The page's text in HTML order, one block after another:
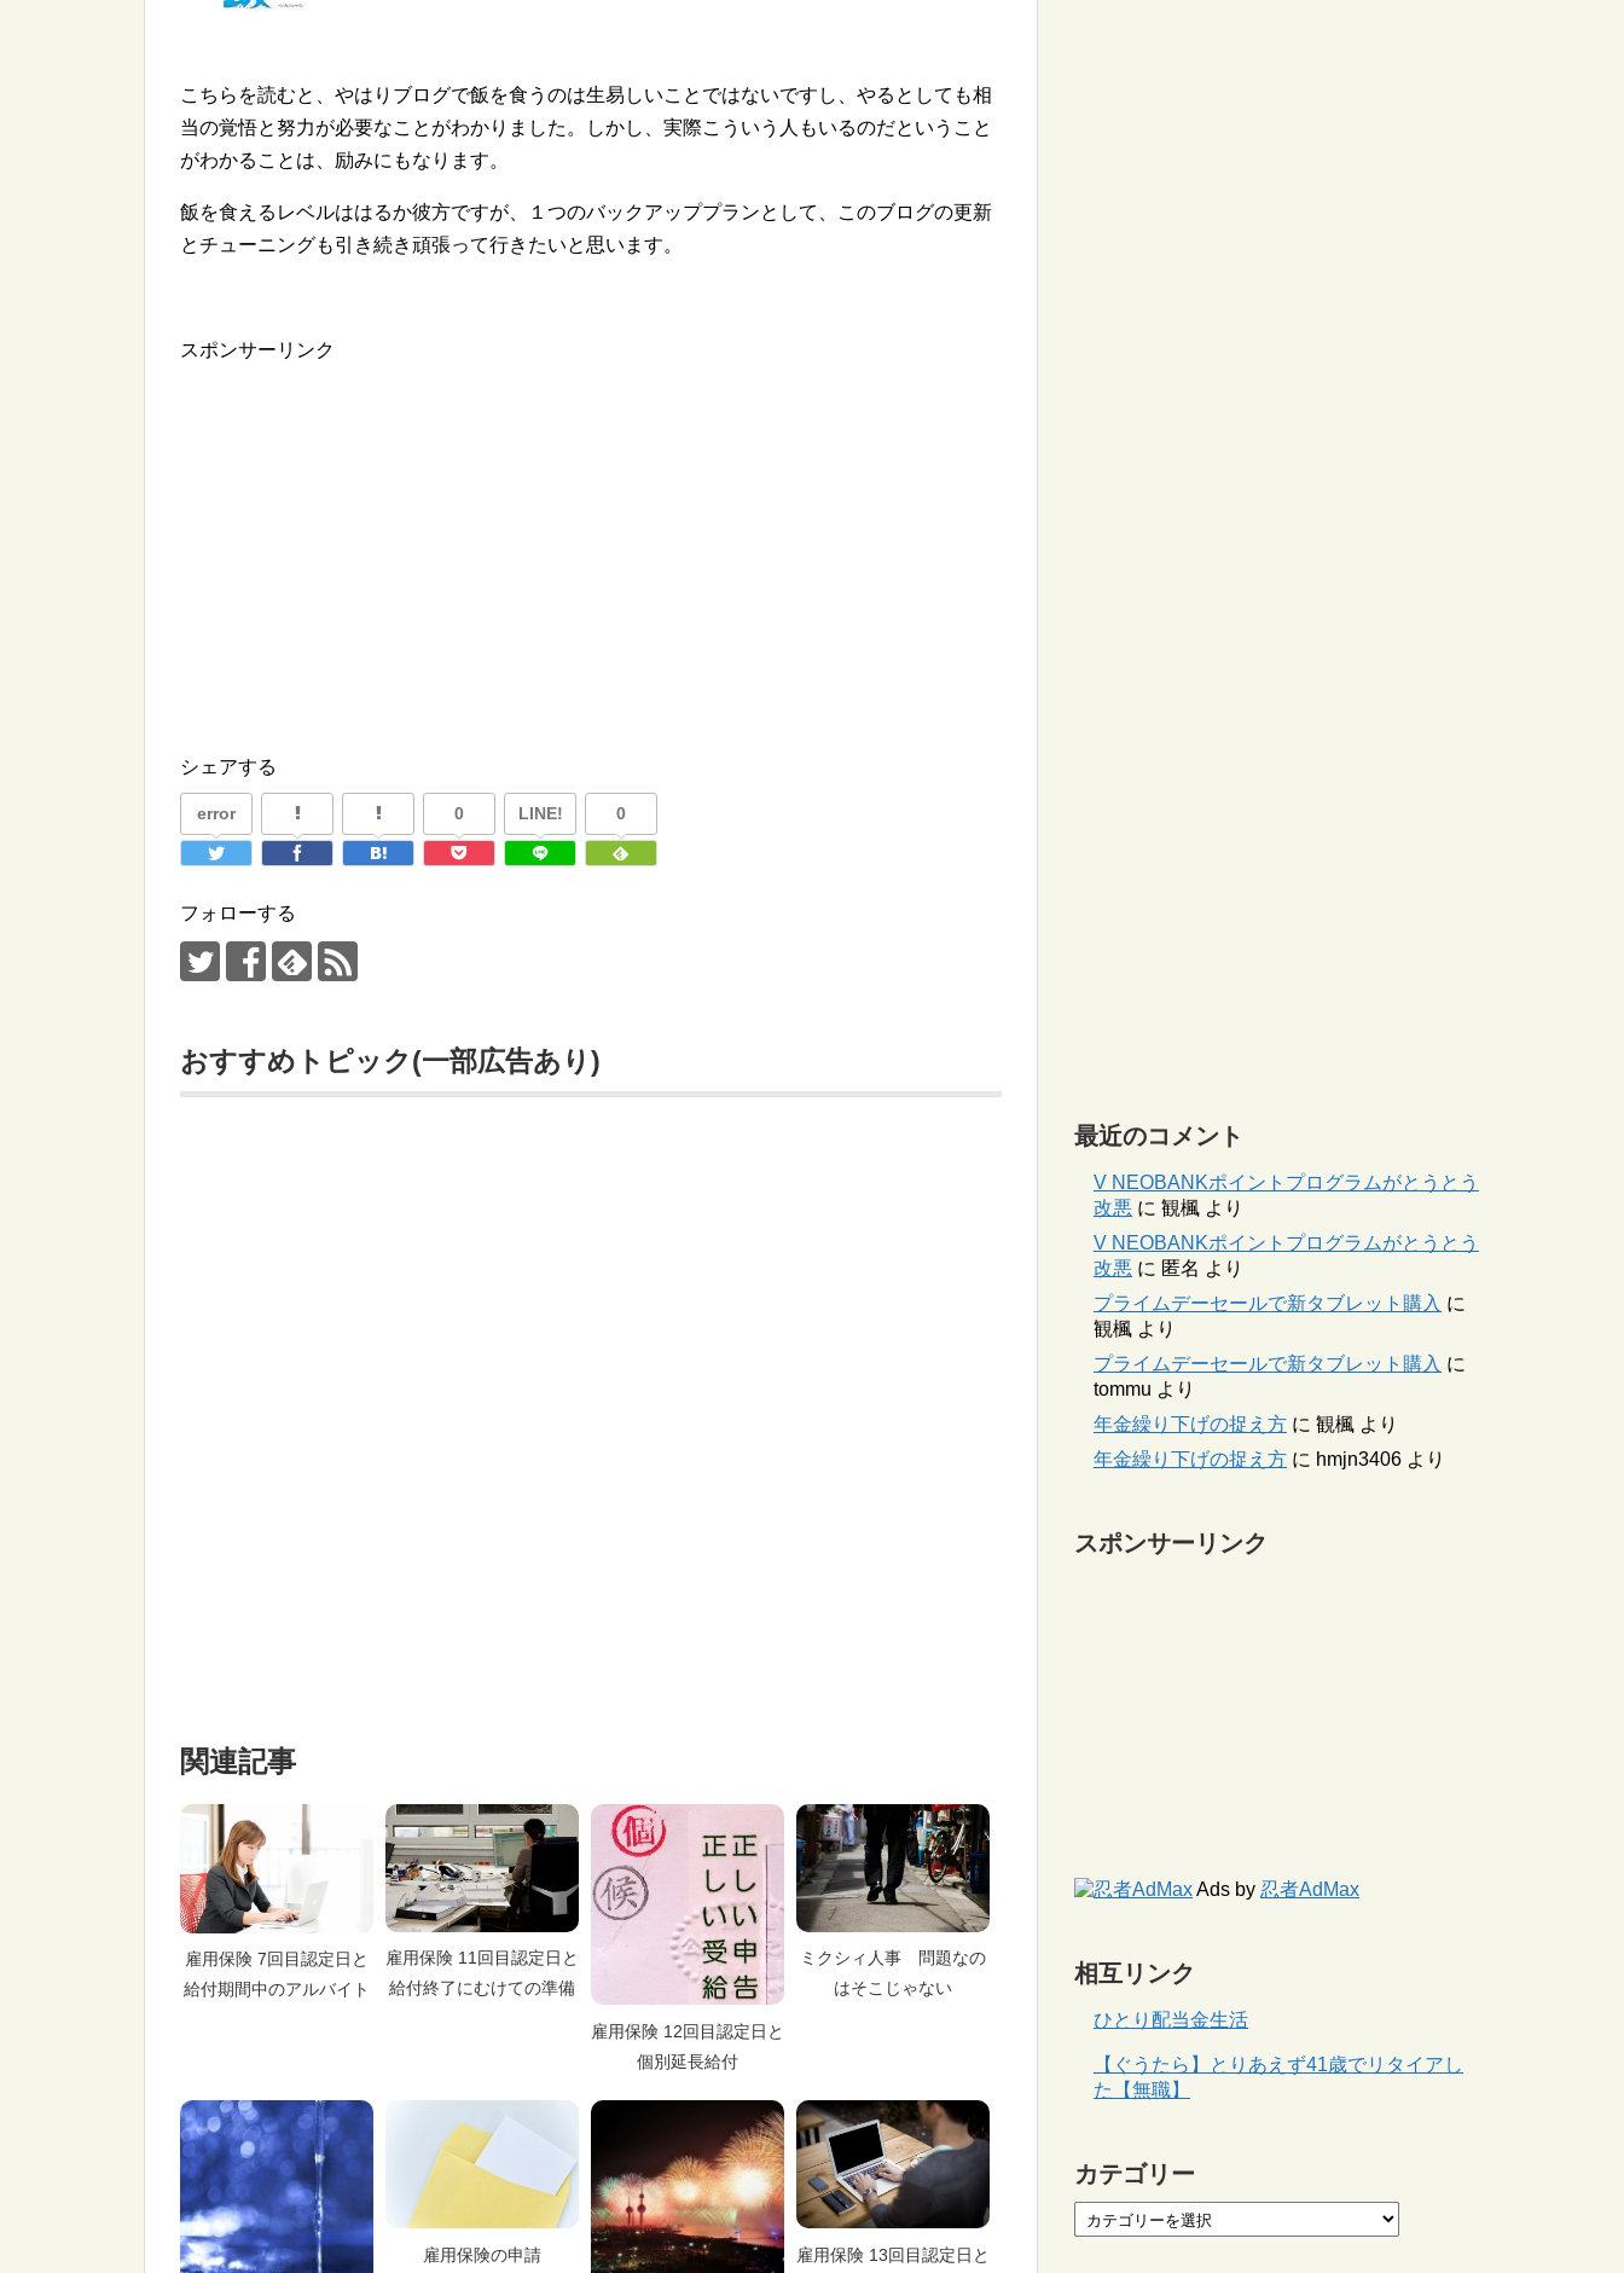
こちらを読むと、やはりブログで飯を食うのは生易しいことではないですし、やるとしても相
当の覚悟と努力が必要なことがわかりました。しかし、実際こういう人もいるのだということ
がわかることは、励みにもなります。
飯を食えるレベルははるか彼方ですが、１つのバックアッププランとして、このブログの更新
とチューニングも引き続き頑張って行きたいと思います。
スポンサーリンク
シェアする
error 0 LINE! 0
フォローする
おすすめトピック(一部広告あり)
関連記事
雇用保険 7回目認定日と
給付期間中のアルバイト
雇用保険 11回目認定日と
給付終了にむけての準備
雇用保険 12回目認定日と
個別延長給付
ミクシィ人事 問題なの
はそこじゃない
雇用保険の申請 雇用保険 13回目認定日と
最近のコメント
V NEOBANKポイントプログラムがとうとう
改悪 に 観楓 より
V NEOBANKポイントプログラムがとうとう
改悪 に 匿名 より
プライムデーセールで新タブレット購入 に
観楓 より
プライムデーセールで新タブレット購入 に
tommu より
年金繰り下げの捉え方 に 観楓 より
年金繰り下げの捉え方 に hmjn3406 より
スポンサーリンク
Ads by 忍者AdMax
相互リンク
ひとり配当金生活
【ぐうたら】とりあえず41歳でリタイアし
た【無職】
カテゴリー